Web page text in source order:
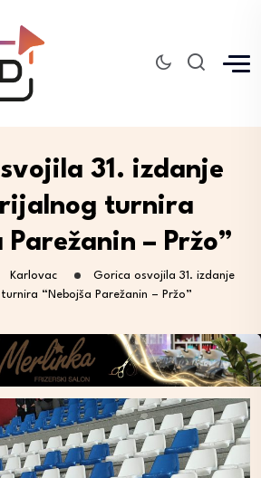
31. izdanje
turnira
Parežanin – Pržo”
Karlovac
Gorica osvojila 31. izdanje
“Nebojša Parežanin – Pržo”